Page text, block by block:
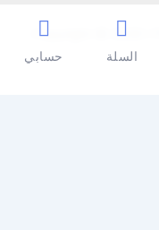
Copyright © 2026 |
السلة حسابي